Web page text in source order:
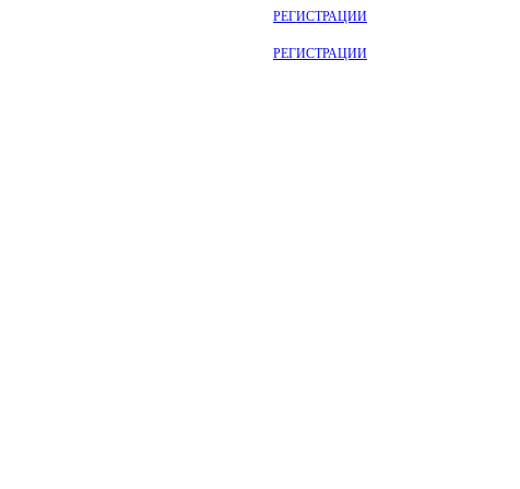
РЕГИСТРАЦИИ
РЕГИСТРАЦИИ